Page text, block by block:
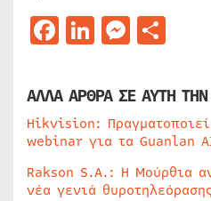
Facebook
LinkedIn
ΑΛΛΑ ΑΡΘΡΑ ΣΕ ΑΥΤΗ
Hikvision:
webinar για τα Guanlan
Rakson S.A.: Η Μούρθια
νέα γενιά